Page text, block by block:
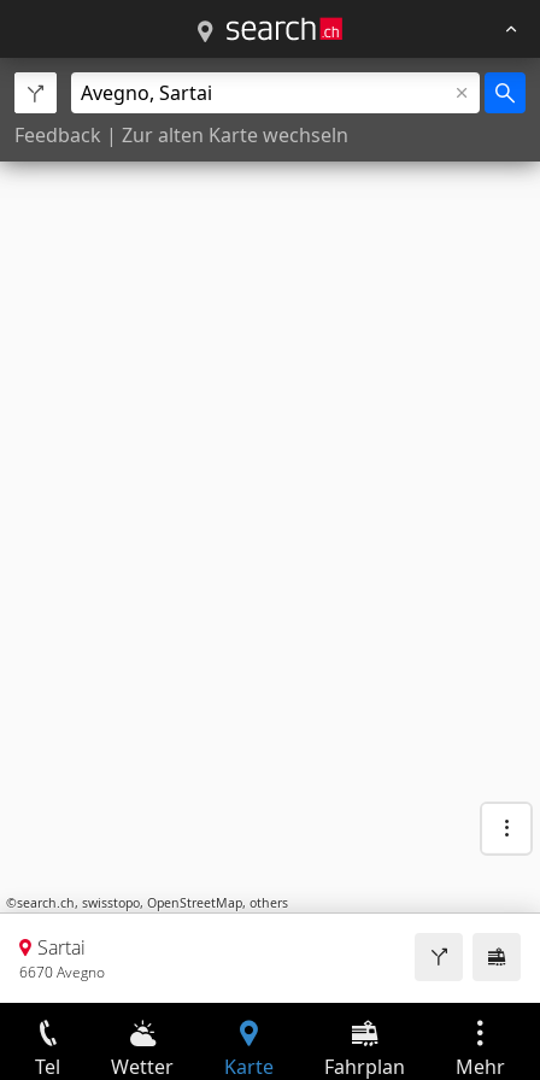
Feedback | Zur alten Karte wechseln
©search.ch, swisstopo, OpenStreetMap, others
Sartai
6670 Avegno
Tel Wetter Karte Fahrplan Mehr